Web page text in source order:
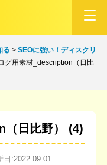
る > SEOに強い！ディスクリ
グ用素材_description（日比
日比野） (4)
:2022.09.01